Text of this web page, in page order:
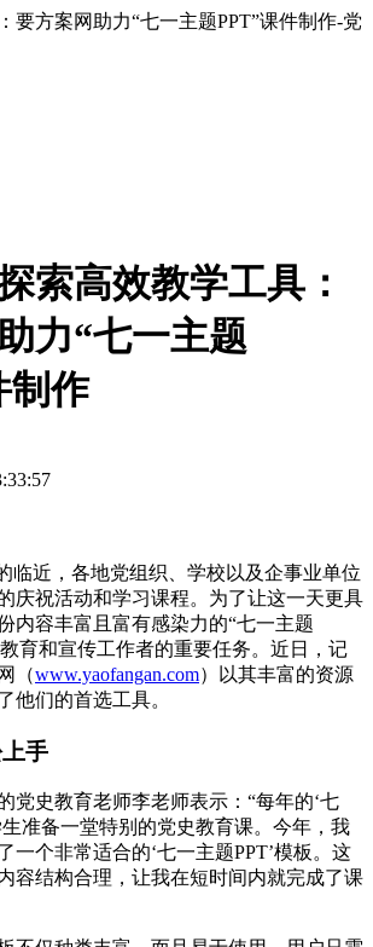
要方案网助力“七一主题PPT”课件制作-党
索高效教学工具：
力“七一主题
制作
临近，各地党组织、学校以及企事业单位
庆祝活动和学习课程。为了让这一天更具
内容丰富且富有感染力的“七一主题
育和宣传工作者的重要任务。近日，记
（www.yaofangan.com）以其丰富的资源
他们的首选工具。
手
党史教育老师李老师表示：“每年的‘七
准备一堂特别的党史教育课。今年，我
一个非常适合的‘七一主题PPT’模板。这
容结构合理，让我在短时间内就完成了课